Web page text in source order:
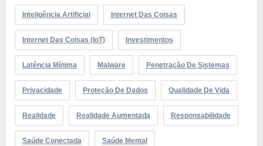
Inteligência Artificial Internet Das Coisas
Internet Das Coisas (IoT) Investimentos
Latência Mínima Malware Penetração De Sistemas
Privacidade Proteção De Dados Qualidade De Vida
Realidade Realidade Aumentada Responsabilidade
Saúde Conectada Saúde Mental